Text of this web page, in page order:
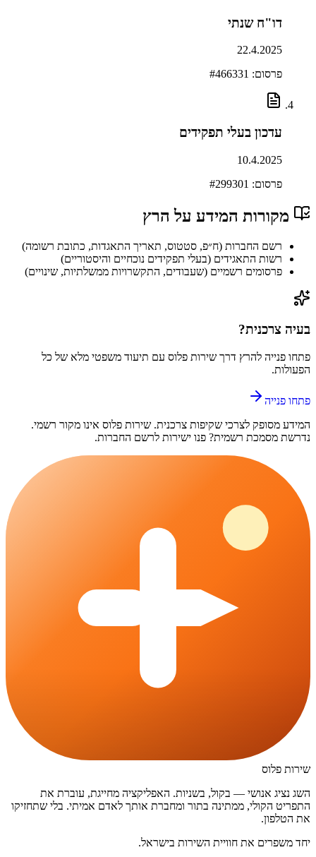
דו"ח שנתי
22.4.2025
פרסום: # 466331
עדכון בעלי תפקידים
10.4.2025
פרסום: # 299301
מקורות המידע על הרץ
רשם החברות (ח״פ, סטטוס, תאריך התאגדות, כתובת רשומה)
רשות התאגידים (בעלי תפקידים נוכחיים והיסטוריים)
פרסומים רשמיים (שעבודים, התקשרויות ממשלתיות, שינויים)
בעיה צרכנית?
פתחו פנייה להרץ דרך שירות פלוס עם תיעוד משפטי מלא של כל
הפעולות.
פתחו פנייה
המידע מסופק לצרכי שקיפות צרכנית. שירות פלוס אינו מקור רשמי.
נדרשת מסמכת רשמית? פנו ישירות לרשם החברות.
שירות פלוס
השג נציג אנושי — בקול, בשניות. האפליקציה מחייגת, עוברת את
התפריט הקולי, ממתינה בתור ומחברת אותך לאדם אמיתי. בלי שתחזיקו
את הטלפון.
יחד משפרים את חוויית השירות בישראל.